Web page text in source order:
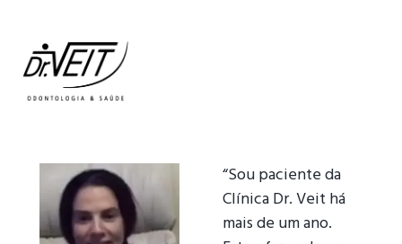
“Sou paciente da
Clínica Dr. Veit há
mais de um ano.